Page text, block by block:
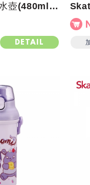
Skater直飲冷水壺(480ml)史迪奇ALOHA
DETAIL